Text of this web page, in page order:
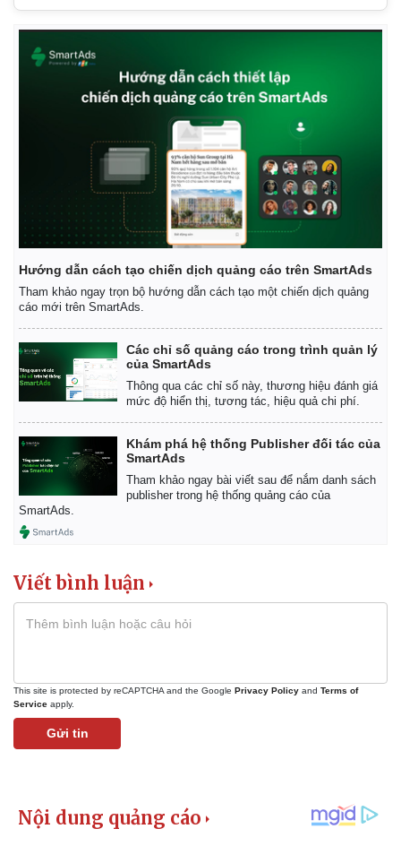
Kinh tế
Bất động sản
Khởi nghiệp
Thị trường
Tiêu dùng
Tỷ giá
Hướng dẫn cách tạo chiến dịch quảng cáo trên SmartAds
Tham khảo ngay trọn bộ hướng dẫn cách tạo một chiến dịch quảng
cáo mới trên SmartAds.
Các chỉ số quảng cáo trong trình quản lý
của SmartAds
Thông qua các chỉ số này, thương hiệu đánh giá
mức độ hiển thị, tương tác, hiệu quả chi phí.
Khám phá hệ thống Publisher đối tác của
SmartAds
Tham khảo ngay bài viết sau để nắm danh sách
publisher trong hệ thống quảng cáo của
SmartAds.
Viết bình luận
This site is protected by reCAPTCHA and the Google Privacy Policy and Terms of
Service apply.
Gửi tin